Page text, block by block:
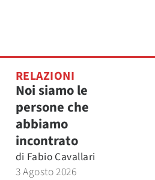
RELAZIONI
Noi siamo le
persone che
abbiamo
incontrato
di Fabio Cavallari
3 Agosto 2026